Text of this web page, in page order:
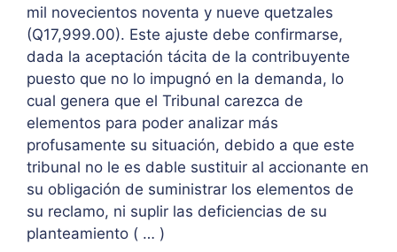
mil novecientos noventa y nueve quetzales
(Q17,999.00). Este ajuste debe confirmarse,
dada la aceptación tácita de la contribuyente
puesto que no lo impugnó en la demanda, lo
cual genera que el Tribunal carezca de
elementos para poder analizar más
profusamente su situación, debido a que este
tribunal no le es dable sustituir al accionante en
su obligación de suministrar los elementos de
su reclamo, ni suplir las deficiencias de su
planteamiento ( … )